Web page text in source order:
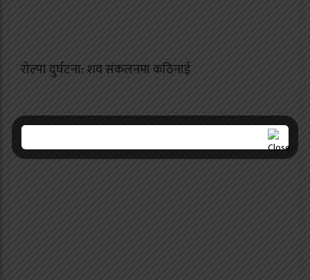
रोल्पा दुर्घटना: शव संकलनमा कठिनाई